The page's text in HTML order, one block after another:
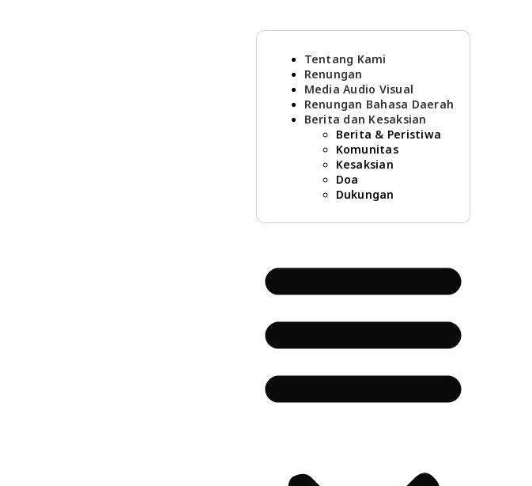
Tentang Kami
Renungan
Media Audio Visual
Renungan Bahasa Daerah
Berita dan Kesaksian
Berita & Peristiwa
Komunitas
Kesaksian
Doa
Dukungan